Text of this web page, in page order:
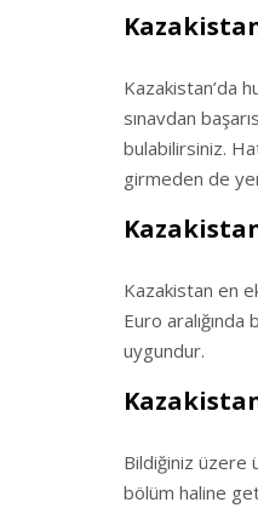
Kazakistan’da
sınavdan
bulabilirsiniz.
girmeden de
Kazakistan en
Euro
uygundur.
Bildiğiniz üzere
bölüm haline